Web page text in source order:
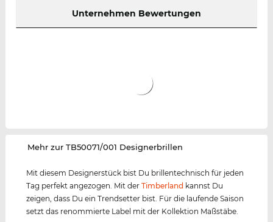
Unternehmen Bewertungen
‌Mehr zur TB50071/001 Designerbrillen
Mit diesem Designerstück bist Du brillentechnisch für jeden
Tag perfekt angezogen. Mit derTimberland kannst Du
zeigen, dass Du ein Trendsetter bist. Für die laufende Saison
setzt das renommierte Label mit der Kollektion Maßstäbe.